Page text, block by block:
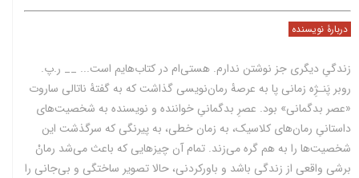
دربارۀ نویسنده
زندگیِ دیگری جز نوشتن ندارم. هستی‌ام در کتاب‌هایم است... __‌ ر.پ.
روبر پَنـژِه زمانی پا به عرصۀ رمان‌نویسی گذاشت که به گفتۀ ناتالی ساروت
«عصر‌ بدگمانی» بود. عصرِ بدگمانیِ خواننده و نویسنده به شخصیت‌های
داستانیِ رمان‌های کلاسیک، به زمان خطی، به پیرنگی که سرگذشت این
شخصیت‌ها را به هم گره می‌زند. تمام آن چیزهایی ‌که باعث می‌شد رمانْ
برشی واقعی از زندگی باشد و باورکردنی، حالا تصویر ساختگی و بی‌جانی را